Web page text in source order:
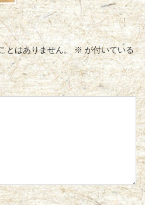
とはありません。 ※ が付いている